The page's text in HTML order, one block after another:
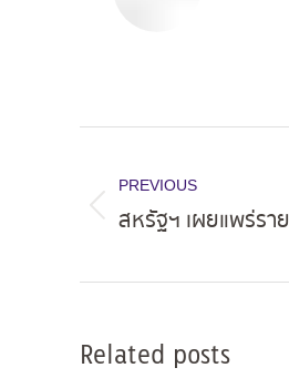
navigation
PREVIOUS
Previous
สหรัฐฯ เผยแพร่ร
Related posts